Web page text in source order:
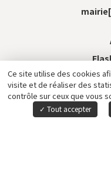
Ce site utilise des cookies
visite et de réaliser des
contrôle sur ceux que vous
Tout accepter